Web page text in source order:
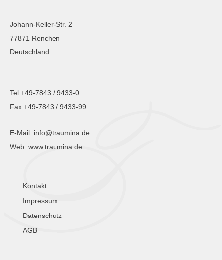
Johann-Keller-Str. 2
77871 Renchen
Deutschland
Tel +49-7843 / 9433-0
Fax +49-7843 / 9433-99
E-Mail: info@traumina.de
Web: www.traumina.de
Kontakt
Impressum
Datenschutz
AGB